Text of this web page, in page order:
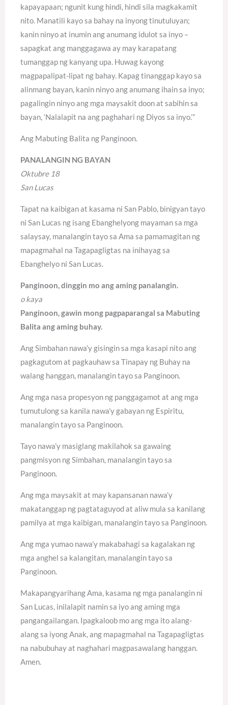
kapayapaan; ngunit kung hindi, hindi sila magkakamit
nito. Manatili kayo sa bahay na inyong tinutuluyan;
kanin ninyo at inumin ang anumang idulot sa inyo –
sapagkat ang manggagawa ay may karapatang
tumanggap ng kanyang upa. Huwag kayong
magpapalipat-lipat ng bahay. Kapag tinanggap kayo sa
alinmang bayan, kanin ninyo ang anumang ihain sa inyo;
pagalingin ninyo ang mga maysakit doon at sabihin sa
bayan, ‘Nalalapit na ang paghahari ng Diyos sa inyo.’”
Ang Mabuting Balita ng Panginoon.
PANALANGIN NG BAYAN
Oktubre 18
San Lucas
Tapat na kaibigan at kasama ni San Pablo, binigyan tayo
ni San Lucas ng isang Ebanghelyong mayaman sa mga
salaysay, manalangin tayo sa Ama sa pamamagitan ng
mapagmahal na Tagapagligtas na inihayag sa
Ebanghelyo ni San Lucas.
Panginoon, dinggin mo ang aming panalangin.
o kaya
Panginoon, gawin mong pagpaparangal sa Mabuting
Balita ang aming buhay.
Ang Simbahan nawa’y gisingin sa mga kasapi nito ang
pagkagutom at pagkauhaw sa Tinapay ng Buhay na
walang hanggan, manalangin tayo sa Panginoon.
Ang mga nasa propesyon ng panggagamot at ang mga
tumutulong sa kanila nawa’y gabayan ng Espiritu,
manalangin tayo sa Panginoon.
Tayo nawa’y masiglang makilahok sa gawaing
pangmisyon ng Simbahan, manalangin tayo sa
Panginoon.
Ang mga maysakit at may kapansanan nawa’y
makatanggap ng pagtataguyod at aliw mula sa kanilang
pamilya at mga kaibigan, manalangin tayo sa Panginoon.
Ang mga yumao nawa’y makabahagi sa kagalakan ng
mga anghel sa kalangitan, manalangin tayo sa
Panginoon.
Makapangyarihang Ama, kasama ng mga panalangin ni
San Lucas, inilalapit namin sa iyo ang aming mga
pangangailangan. Ipagkaloob mo ang mga ito alang-
alang sa iyong Anak, ang mapagmahal na Tagapagligtas
na nabubuhay at naghahari magpasawalang hanggan.
Amen.